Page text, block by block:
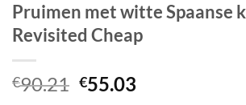
Pruimen met witte Spaanse
Revisited Cheap
€90.21 Oorspronkelijke
€55.03